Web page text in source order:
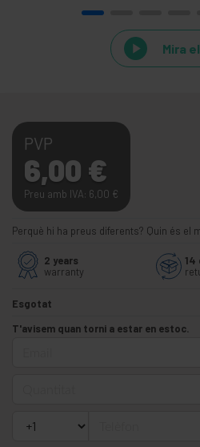
Mira
PVP
6,00 €
Preu amb IVA: 6,00 €
Perquè hi ha preus diferents? Quin és el
2 years
warranty
14
Esgotat
T'avisem quan torni a estar en estoc.